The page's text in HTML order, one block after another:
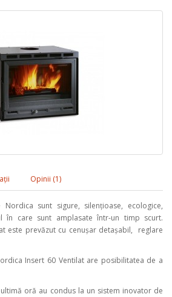
Opinii (1)
Nordica sunt sigure, silențioase, ecologice,
în care sunt amplasate într-un timp scurt.
este prevăzut cu cenușar detașabil, reglare
Insert 60 Ventilat are posibilitatea de a
oră au condus la un sistem inovator de